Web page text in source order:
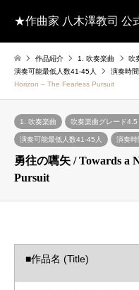
★作曲家 八木澤教司 公式
作品紹介 1. 吹奏楽曲
吹
演奏可能最低人数41-45人
演奏時
Horizon – The Fearless Pursuit
1. 吹奏楽曲 吹奏楽曲グレード
演奏可能最低人数41-45人 演奏
勇往の嚆矢 / Towards a
Pursuit
■作品名 (Title)